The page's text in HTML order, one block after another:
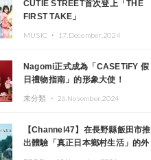
CUTIE STREET首次登上「THE
FIRST TAKE」
MUSIC ・ 17.December.2024
Nagomi正式成為「CASETiFY 假
日禮物指南」的形象大使！
未分類 ・ 26.November.2024
【Channel47】在長野縣飯田市推
出體驗「真正日本鄉村生活」的外